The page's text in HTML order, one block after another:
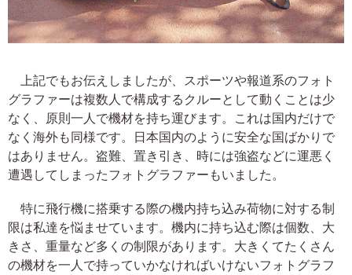
上記でもお伝えしましたが、スポーツや報道系のフォト
グラファーは複数人で構成するクルーとして動くことは少
なく、原則一人で機材を持ち運びます。これは国内だけで
なく海外も同様です。日本国内のように安全な国ばかりで
はありません。盗難、置き引き、時には強盗などに運悪く
遭遇してしまったフォトグラファーもいました。
特に飛行機に搭乗する際の機内持ち込み荷物に対する制
限は私達を悩ませています。機内に持ち込む際は個数、大
きさ、重量など多くの制限があります。大きくてたくさん
の機材を一人で持っていかなければいけないフォトグラフ